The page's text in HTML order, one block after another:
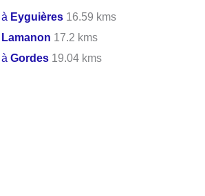
Eyguières 16.59 kms
Lamanon 17.2 kms
àGordes 19.04 kms